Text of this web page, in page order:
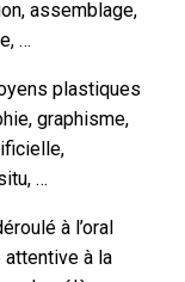
assemblage,
…
plastiques
graphisme,
…
à l’oral
attentive à la